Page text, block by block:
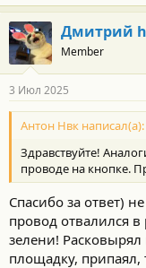
Дмитрий
Member
3 Июл 2025
Антон Нвк написал(а):
Здравствуйте!
проводе на кнопке.
Спасибо за ответ)
провод отвалился
зелени!
площадку, припаял,